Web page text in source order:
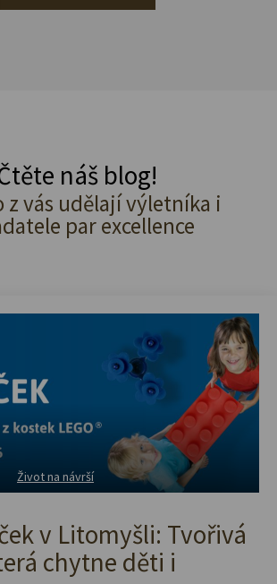
náš blog!
z vás udělají výletníka i
par excellence
Život na návrší
v Litomyšli: Tvořivá
chytne děti i